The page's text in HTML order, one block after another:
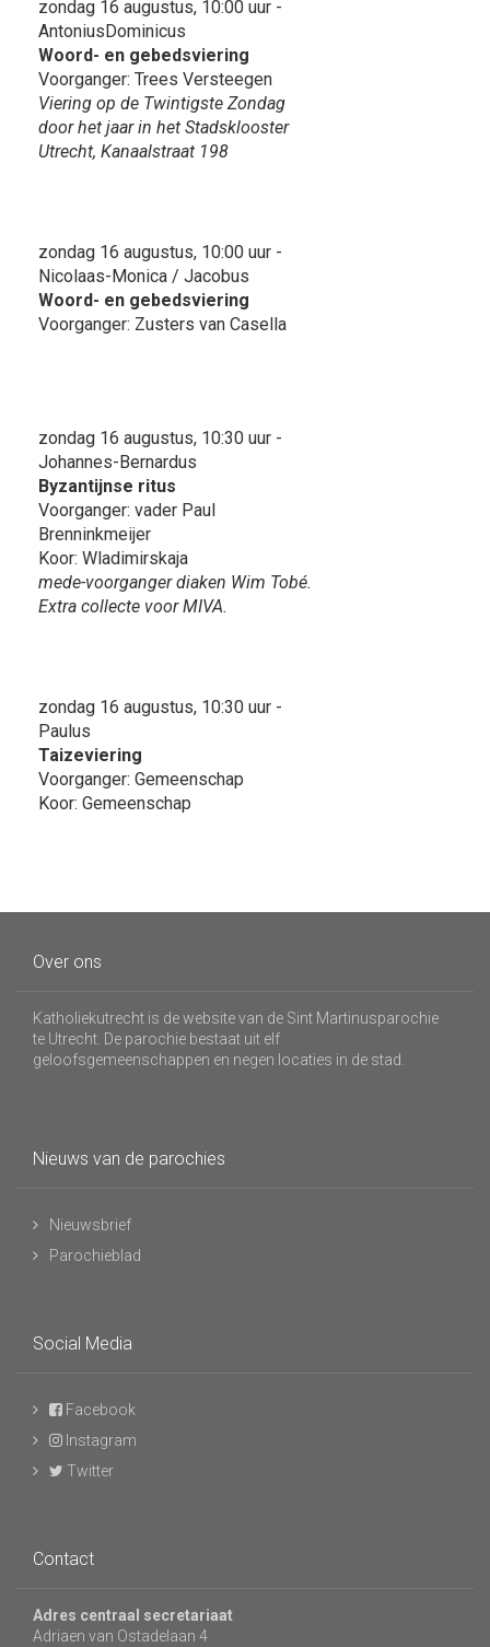
zondag 16 augustus, 10:00 uur -
AntoniusDominicus
Woord- en gebedsviering
Voorganger: Trees Versteegen
Viering op de Twintigste Zondag
door het jaar in het Stadsklooster
Utrecht, Kanaalstraat 198
zondag 16 augustus, 10:00 uur -
Nicolaas-Monica / Jacobus
Woord- en gebedsviering
Voorganger: Zusters van Casella
zondag 16 augustus, 10:30 uur -
Johannes-Bernardus
Byzantijnse ritus
Voorganger: vader Paul
Brenninkmeijer
Koor: Wladimirskaja
mede-voorganger diaken Wim Tobé.
Extra collecte voor MIVA.
zondag 16 augustus, 10:30 uur -
Paulus
Taizeviering
Voorganger: Gemeenschap
Koor: Gemeenschap
Over ons
Katholiekutrecht is de website van de Sint Martinusparochie
te Utrecht. De parochie bestaat uit elf
geloofsgemeenschappen en negen locaties in de stad.
Nieuws van de parochies
Nieuwsbrief
Parochieblad
Social Media
Facebook
Instagram
Twitter
Contact
Adres centraal secretariaat
Adriaen van Ostadelaan 4